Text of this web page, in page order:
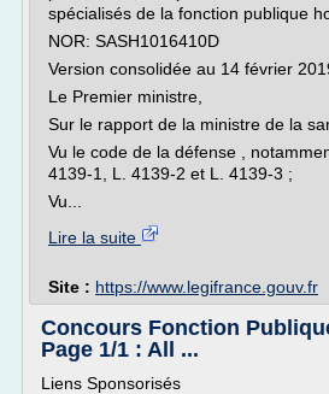
spécialisés de la fonction publique
NOR: SASH1016410D
Version consolidée au 14 février
Le Premier ministre,
Sur le rapport de la ministre de la
Vu le code de la défense ,
4139-1, L. 4139-2 et L. 4139-3 ;
Vu...
Lire la suite
Site : https://www.legifrance.gouv.fr
Concours Fonction
Page 1/1 : All ...
Liens Sponsorisés